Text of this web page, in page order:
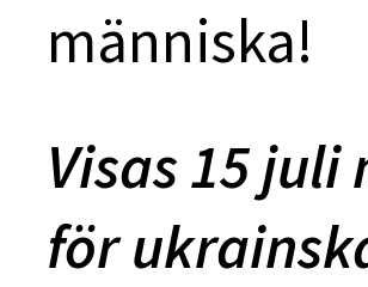
människa!
Visas 15
för